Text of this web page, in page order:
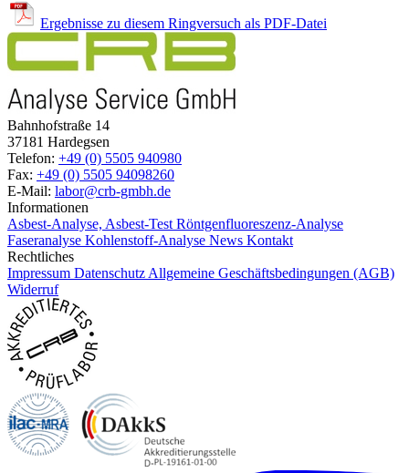
Ergebnisse zu diesem Ringversuch als PDF-Datei
Bahnhofstraße 14
37181 Hardegsen
Telefon: +49 (0) 5505 940980
Fax: +49 (0) 5505 94098260
E-Mail: labor@crb-gmbh.de
Informationen
Asbest-Analyse, Asbest-Test Röntgenfluoreszenz-Analyse
Faseranalyse Kohlenstoff-Analyse News Kontakt
Rechtliches
Impressum Datenschutz Allgemeine Geschäftsbedingungen (AGB)
Widerruf